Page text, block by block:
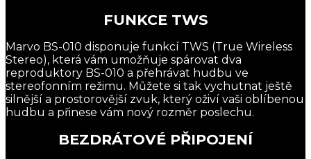
FUNKCE TWS
Marvo BS-010 disponuje funkcí TWS (True Wireless
Stereo), která vám umožňuje spárovat dva
reproduktory BS-010 a přehrávat hudbu ve
stereofonním režimu. Můžete si tak vychutnat ještě
silnější a prostorovější zvuk, který oživí vaši oblíbenou
hudbu a přinese vám nový rozměr poslechu.
BEZDRÁTOVÉ PŘIPOJENÍ